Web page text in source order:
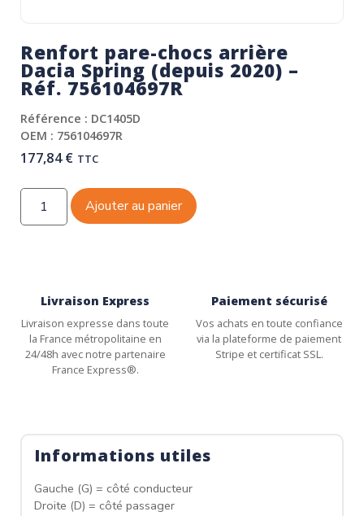
Renfort pare-chocs arrière
Dacia Spring (depuis 2020) –
Réf. 756104697R
Référence : DC1405D
OEM : 756104697R
177,84€ TTC
Ajouter au panier
Livraison Express
Livraison expresse dans toute
la France métropolitaine en
24/48h avec notre partenaire
France Express®.
Paiement sécurisé
Vos achats en toute confiance
via la plateforme de paiement
Stripe et certificat SSL.
Informations utiles
Gauche (G) = côté conducteur
Droite (D) = côté passager